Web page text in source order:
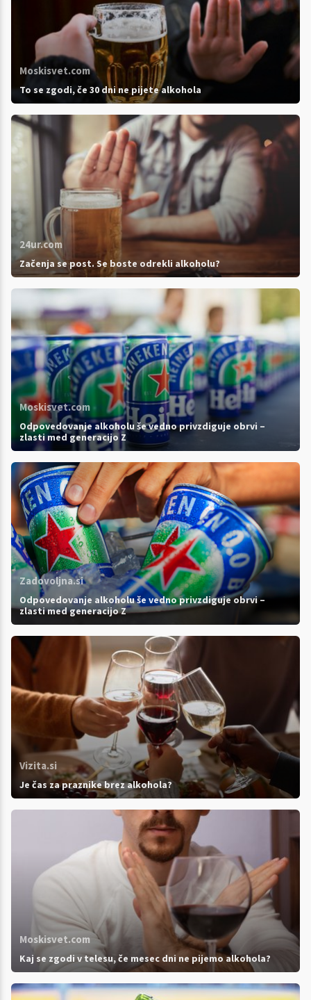
Moskisvet.com
To se zgodi, če 30 dni ne pijete alkohola
24ur.com
Začenja se post. Se boste odrekli alkoholu?
Moskisvet.com
Odpovedovanje alkoholu še vedno privzdiguje obrvi –
zlasti med generacijo Z
Zadovoljna.si
Odpovedovanje alkoholu še vedno privzdiguje obrvi –
zlasti med generacijo Z
Vizita.si
Je čas za praznike brez alkohola?
Moskisvet.com
Kaj se zgodi v telesu, če mesec dni ne pijemo alkohola?